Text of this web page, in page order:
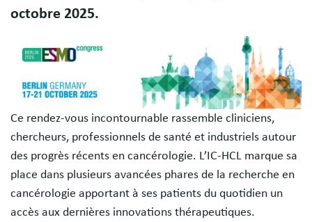
octobre 2025.
Ce rendez-vous incontournable rassemble cliniciens,
chercheurs, professionnels de santé et industriels autour
des progrès récents en cancérologie. L’IC-HCL marque sa
place dans plusieurs avancées phares de la recherche en
cancérologie apportant à ses patients du quotidien un
accès aux dernières innovations thérapeutiques.